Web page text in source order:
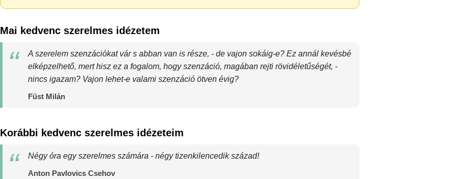
Mai kedvenc szerelmes idézetem
A szerelem szenzációkat vár s abban van is része, - de vajon sokáig-e? Ez annál kevésbé
elképzelhető, mert hisz ez a fogalom, hogy szenzáció, magában rejti rövidéletűségét, -
nincs igazam? Vajon lehet-e valami szenzáció ötven évig?
Füst Milán
Korábbi kedvenc szerelmes idézeteim
Négy óra egy szerelmes számára - négy tizenkilencedik század!
Anton Pavlovics Csehov